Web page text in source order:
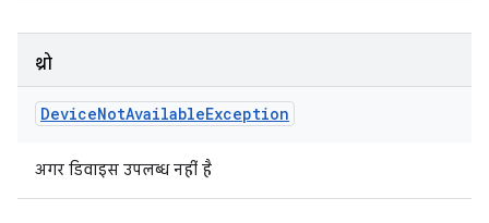
थ्रो
DeviceNotAvailableException
अगर डिवाइस उपलब्ध नहीं है